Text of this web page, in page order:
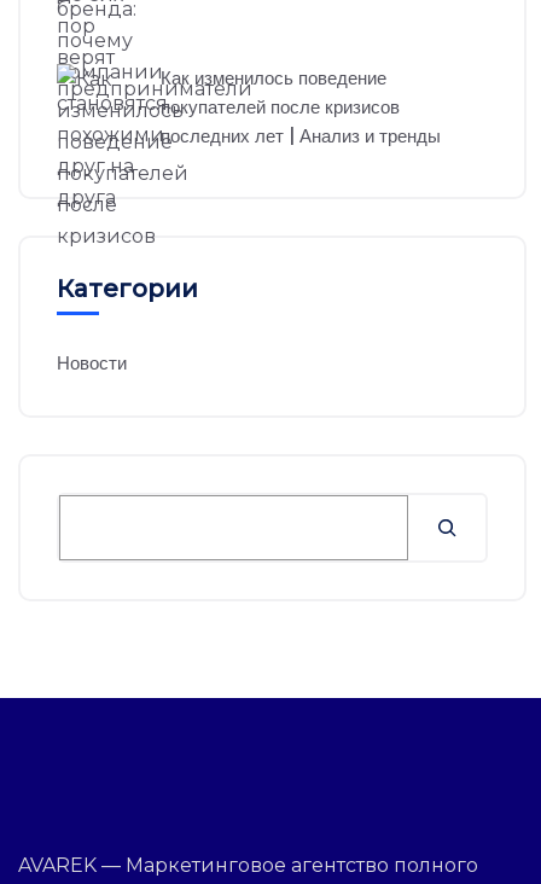
Как изменилось поведение
покупателей после кризисов
последних лет | Анализ и тренды
Категории
Новости
AVAREK — Маркетинговое агентство полного